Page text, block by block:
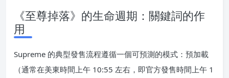
《至尊掉落》的生命週期：關鍵詞的作
用
Supreme 的典型發售流程遵循一個可預測的模式：預加載
（通常在美東時間上午 10:55 左右，即官方發售時間上午 1